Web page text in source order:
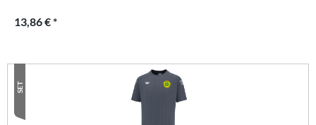
13,86 € *
SET